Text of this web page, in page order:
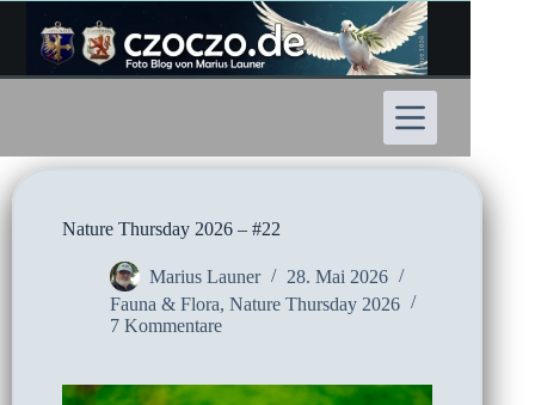
Inhalt
springen
Nature Thursday 2026 – #22
Marius Launer
28. Mai 2026
Fauna & Flora, Nature Thursday 2026
7 Kommentare